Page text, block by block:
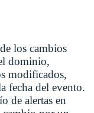
los cambios
dominio,
modificados,
fecha del evento.
de alertas en